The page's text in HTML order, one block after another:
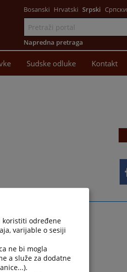
Bosanski Hrvatski Srpski Српски
Napredna pretraga
Sudske odluke Kontakt
koristiti određene
varijable o sesiji
ne bi mogla
a služe za dodatne